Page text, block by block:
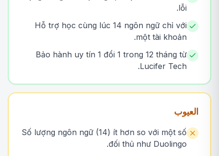
lỗi.
Hỗ trợ học cùng lúc 14 ngôn ngữ chỉ với
một tài khoản.
Bảo hành uy tín 1 đổi 1 trong 12 tháng từ
Lucifer Tech.
العيوب
Số lượng ngôn ngữ (14) ít hơn so với một số
đối thủ như Duolingo.